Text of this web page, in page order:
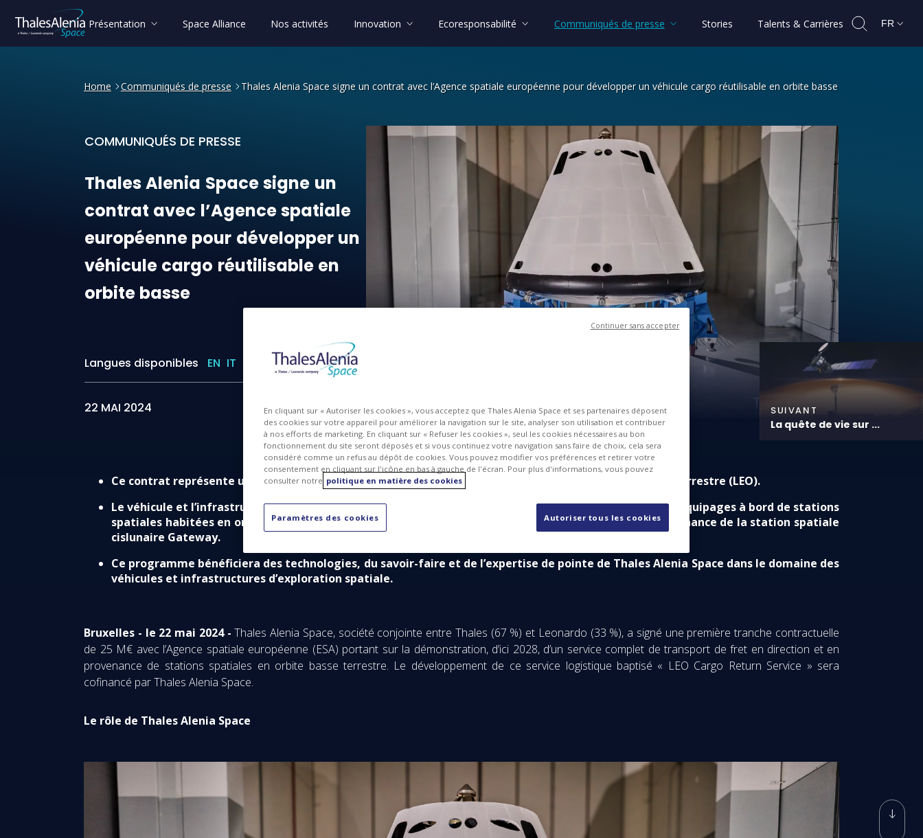
Présentation Space Alliance Nos activités Innovation Ecoresponsabilité Communiqués de presse Stories Talents & Carrières FR
Home Communiqués de presse Thales Alenia Space signe un contrat avec l’Agence spatiale européenne pour développer un véhicule cargo réutilisable en orbite basse
COMMUNIQUÉS DE PRESSE
Thales Alenia Space signe un contrat avec l’Agence spatiale européenne pour développer un
ThalesAlenia Spacesigne un
contrat avec l’Agencespatiale
européenne pour développer un
véhicule cargo réutilisable en
orbite basse
Langues disponibles EN IT IMG PDF
22 MAI 2024 SUIVANT
La quête de vie sur ...
Ce contrat représente une avancée majeure pour garantir à l’Europe un accès durable à l’orbite basse terrestre (LEO).
Le véhicule et l’infrastructure sol associée seront compatibles avec l’ambition future d’acheminer des équipages à bord de stations
spatiales habitées en orbite basse, et de créer un service de transport de fret en direction et en provenance de la station spatiale
cislunaire Gateway.
Ce programme bénéficiera des technologies, du savoir-faire et de l’expertise de pointe de Thales Alenia Space dans le domaine des
véhicules et infrastructures d’exploration spatiale.
Bruxelles - le 22 mai 2024 -Thales Alenia Space, société conjointe entre Thales (67 %) et Leonardo (33 %), a signé une première tranche contractuelle
de 25 M€ avec l’Agence spatiale européenne (ESA) portant sur la démonstration, d’ici 2028, d’un service complet de transport de fret en direction et en
provenance de stations spatiales en orbite basse terrestre. Le développement de ce service logistique baptisé « LEO Cargo Return Service » sera
cofinancé par Thales Alenia Space.
Le rôle de Thales Alenia Space
En cliquant sur « Autoriser les cookies », vous acceptez que Thales Alenia Space et ses partenaires déposent
des cookies sur votre appareil pour améliorer la navigation sur le site, analyser son utilisation et contribuer
à nos efforts de marketing. En cliquant sur « Refuser les cookies », seul les cookies nécessaires au bon
fonctionnement du site seront déposés et si vous continuez votre navigation sans faire de choix, cela sera
considéré comme un refus au dépôt de cookies. Vous pouvez modifier vos préférences et retirer votre
consentement en cliquant sur l'icône en bas à gauche de l'écran. Pour plus d'informations, vous pouvez
consulter notre politique en matière des cookies
Paramètres des cookies Autoriser tous les cookies
Continuer sans accepter